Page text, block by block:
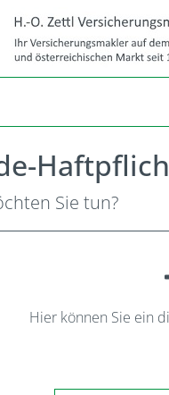
Sie tun?
Hier können Sie ein